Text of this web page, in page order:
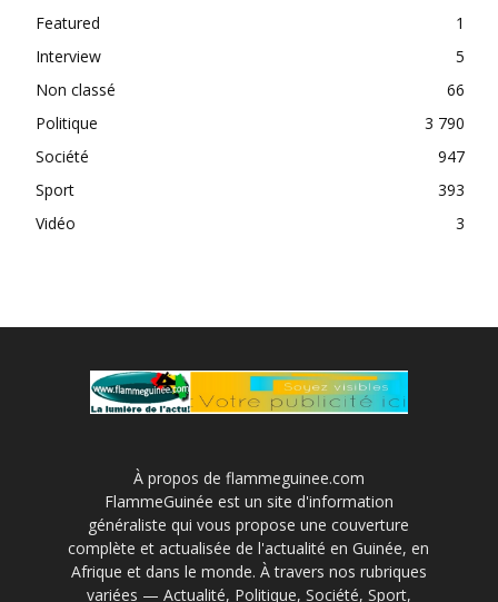
Featured
1
Interview
5
Non classé
66
Politique
3 790
Société
947
Sport
393
Vidéo
3
À propos de flammeguinee.com
FlammeGuinée est un site d'information
généraliste qui vous propose une couverture
complète et actualisée de l'actualité en Guinée, en
Afrique et dans le monde. À travers nos rubriques
variées — Actualité, Politique, Société, Sport,